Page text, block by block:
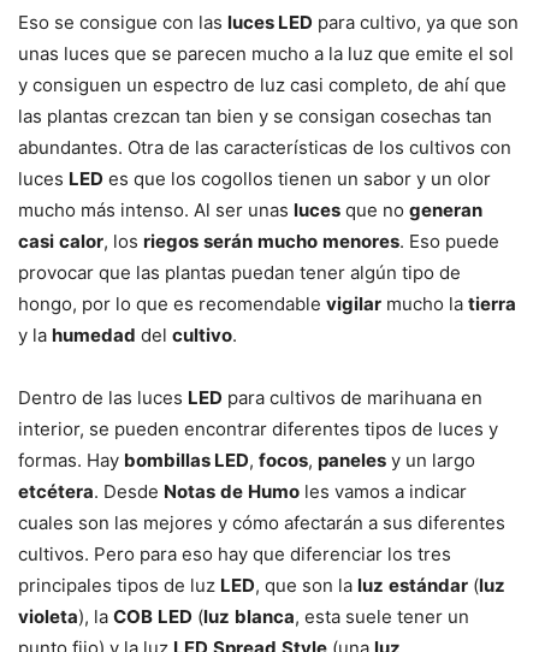
Eso se consigue con las luces LED para cultivo, ya que son
unas luces que se parecen mucho a la luz que emite el sol
y consiguen un espectro de luz casi completo, de ahí que
las plantas crezcan tan bien y se consigan cosechas tan
abundantes. Otra de las características de los cultivos con
luces LED es que los cogollos tienen un sabor y un olor
mucho más intenso. Al ser unas luces que no generan
casi calor, los riegos serán mucho menores. Eso puede
provocar que las plantas puedan tener algún tipo de
hongo, por lo que es recomendable vigilar mucho la tierra
y la humedad del cultivo.
Dentro de las luces LED para cultivos de marihuana en
interior, se pueden encontrar diferentes tipos de luces y
formas. Hay bombillas LED, focos, paneles y un largo
etcétera. Desde Notas de Humo les vamos a indicar
cuales son las mejores y cómo afectarán a sus diferentes
cultivos. Pero para eso hay que diferenciar los tres
principales tipos de luz LED, que son la luz estándar (luz
violeta), la COB LED (luz blanca, esta suele tener un
punto fijo) y la luz LED Spread Style (una luz